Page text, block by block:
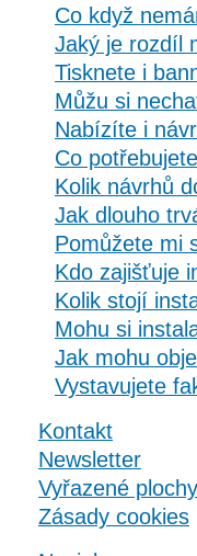
Co když
Jaký je rozdíl
Tisknete i
Můžu si
Nabízíte i
Co
Kolik návrhů
Jak dlouho
Pomůžete mi
Kdo zajišťuje
Kolik stojí
Mohu si
Jak mohu
Vystavujete
Kontakt
Newsletter
Vyřazené plochy
Zásady cookies